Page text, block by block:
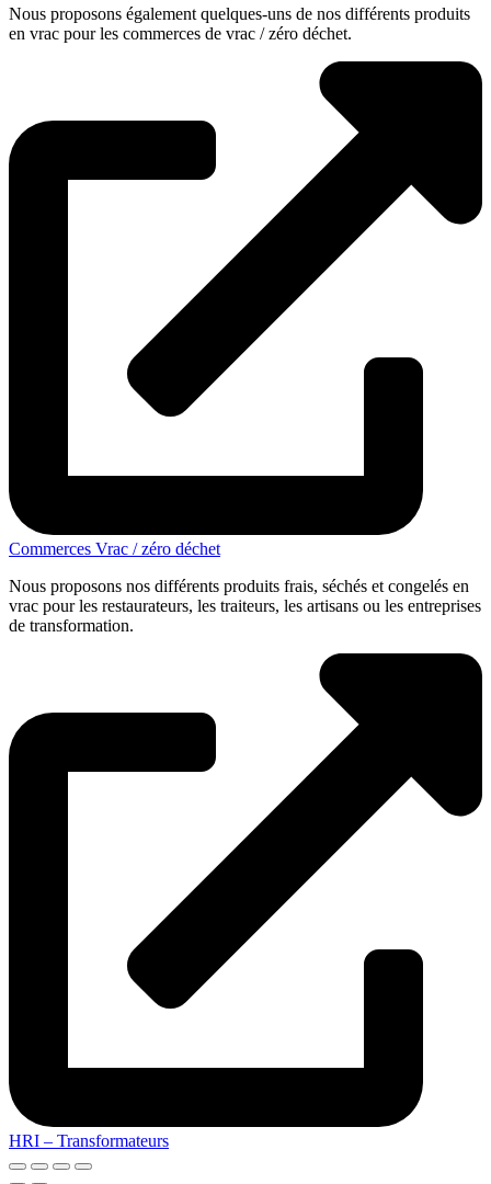
Nous proposons également quelques-uns de nos différents produits
en vrac pour les commerces de vrac / zéro déchet.
Commerces Vrac / zéro déchet
Nous proposons nos différents produits frais, séchés et congelés en
vrac pour les restaurateurs, les traiteurs, les artisans ou les entreprises
de transformation.
HRI – Transformateurs